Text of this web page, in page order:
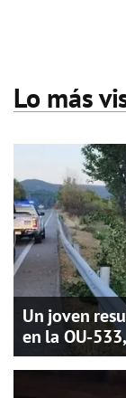
Lo más
Un joven
en la OU-